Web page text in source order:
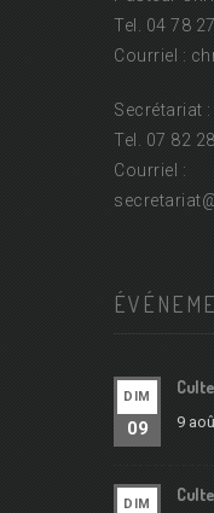
Tel. 04 78
Courriel :
Secrétariat :
Tel. 07 82
Courriel :
DIM
09 9
DIM